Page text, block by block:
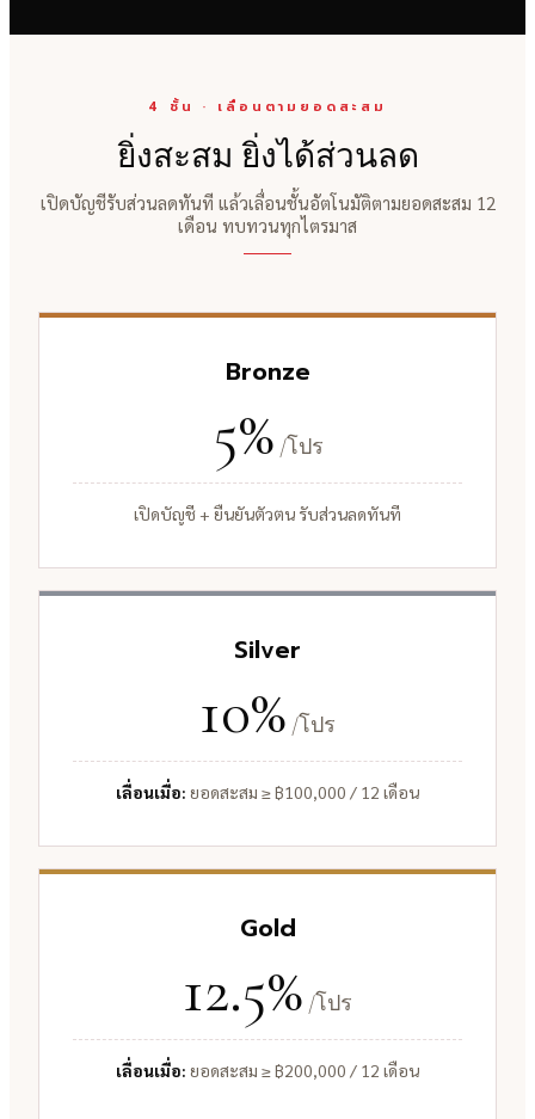
4 ชั้น · เลื่อนตามยอดสะสม
ยิ่งสะสม ยิ่งได้ส่วนลด
เปิดบัญชีรับส่วนลดทันที แล้วเลื่อนชั้นอัตโนมัติตามยอดสะสม 12
เดือน ทบทวนทุกไตรมาส
Bronze
5% /โปร
เปิดบัญชี + ยืนยันตัวตน รับส่วนลดทันที
Silver
10% /โปร
เลื่อนเมื่อ: ยอดสะสม ≥ ฿100,000 / 12 เดือน
Gold
12.5% /โปร
เลื่อนเมื่อ: ยอดสะสม ≥ ฿200,000 / 12 เดือน